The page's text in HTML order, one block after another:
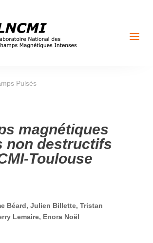
a
Pulsés
magnétiques
non destructifs
Toulouse
Béard, Julien Billette, Tristan
Lemaire, Enora Noël